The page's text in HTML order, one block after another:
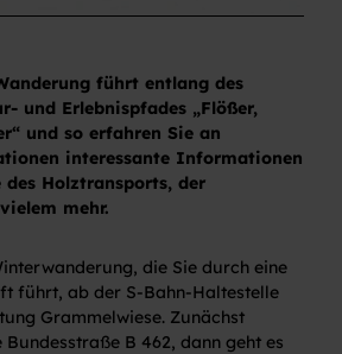
führt entlang des
und Erlebnispfades „Flößer,
und so erfahren Sie an
interessante Informationen
des Holztransports, der
mehr.
die Sie durch eine
führt, ab der S-Bahn-Haltestelle
Grammelwiese. Zunächst
B 462, dann geht es